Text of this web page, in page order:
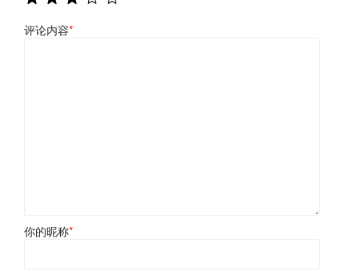
评论内容*
你的昵称*